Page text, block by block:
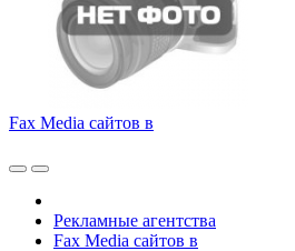
Fax Media сайтов в
Рекламные агентства
Fax Media сайтов в